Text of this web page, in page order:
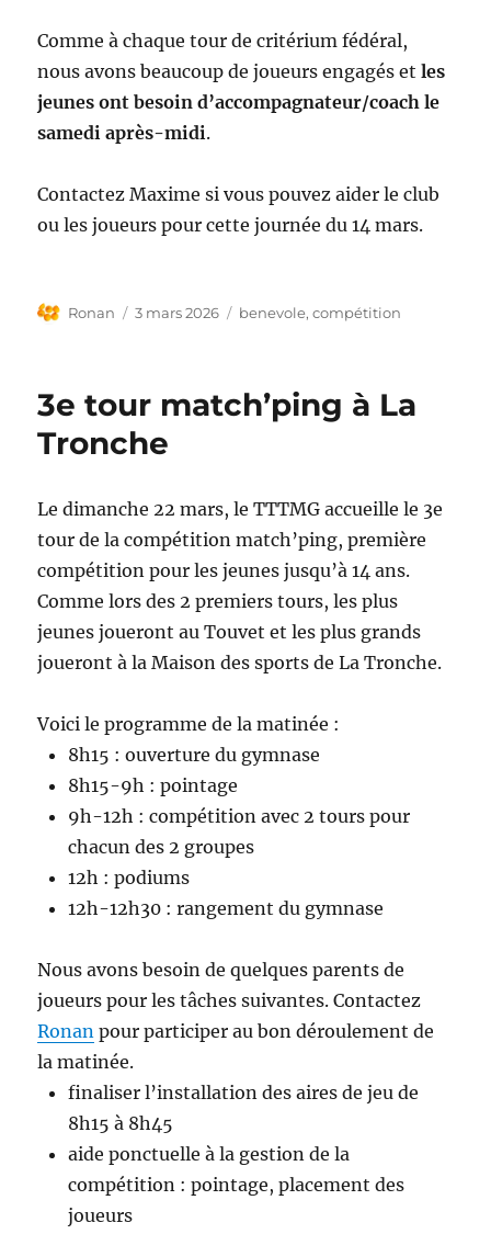
Comme à chaque tour de critérium fédéral,
nous avons beaucoup de joueurs engagés etles
jeunes ont besoin d’accompagnateur/coach le
samedi après-midi.
Contactez Maxime si vous pouvez aider le club
ou les joueurs pour cette journée du 14 mars.
Auteur
Ronan
Publié
3 mars 2026 Étiquettes
benevole,compétition
3e tour match’ping à La
Tronche
Le dimanche 22 mars, le TTTMG accueille le 3e
tour de la compétition match’ping, première
compétition pour les jeunes jusqu’à 14 ans.
Comme lors des 2 premiers tours, les plus
jeunes joueront au Touvet et les plus grands
joueront à la Maison des sports de La Tronche.
Voici le programme de la matinée :
8h15 : ouverture du gymnase
8h15-9h : pointage
9h-12h : compétition avec 2 tours pour
chacun des 2 groupes
12h : podiums
12h-12h30 : rangement du gymnase
Nous avons besoin de quelques parents de
joueurs pour les tâches suivantes. Contactez
Ronan pour participer au bon déroulement de
la matinée.
finaliser l’installation des aires de jeu de
8h15 à 8h45
aide ponctuelle à la gestion de la
compétition : pointage, placement des
joueurs